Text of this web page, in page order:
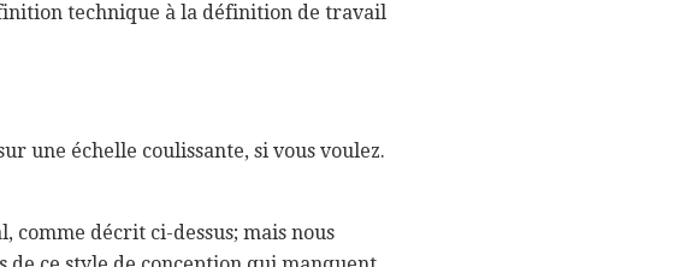
technique à la définition de travail
une échelle coulissante, si vous voulez.
comme décrit ci-dessus; mais nous